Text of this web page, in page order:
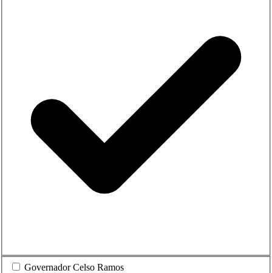
Governador Celso Ramos